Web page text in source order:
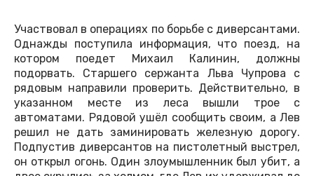
Участвовал в операциях по борьбе с диверсантами.
Однажды поступила информация, что поезд, на
котором поедет Михаил Калинин, должны
подорвать. Старшего сержанта Льва Чупрова с
рядовым направили проверить. Действительно, в
указанном месте из леса вышли трое с
автоматами. Рядовой ушёл сообщить своим, а Лев
решил не дать заминировать железную дорогу.
Подпустив диверсантов на пистолетный выстрел,
он открыл огонь. Один злоумышленник был убит, а